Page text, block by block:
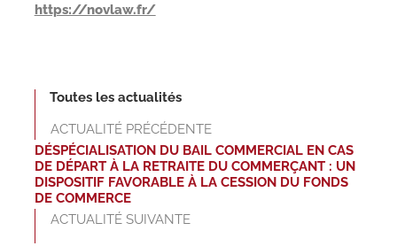
https://novlaw.fr/
Toutes les actualités
ACTUALITÉ PRÉCÉDENTE
DÉSPÉCIALISATION DU BAIL COMMERCIAL EN CAS
DE DÉPART À LA RETRAITE DU COMMERÇANT : UN
DISPOSITIF FAVORABLE À LA CESSION DU FONDS
DE COMMERCE
ACTUALITÉ SUIVANTE